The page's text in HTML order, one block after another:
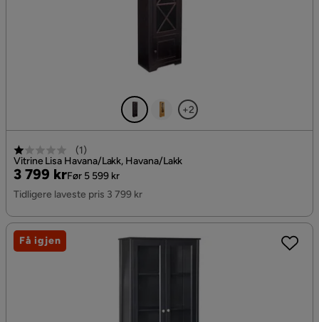
+2
(1)
Vitrine Lisa Havana/Lakk, Havana/Lakk
Pris
3 799 kr
Original
Pris
Før 5 599 kr
Tidligere laveste pris 3 799 kr
Få igjen